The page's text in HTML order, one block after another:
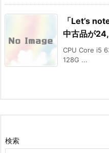
「Let’s
中古品が
CPU Core i5
128G ...
検索